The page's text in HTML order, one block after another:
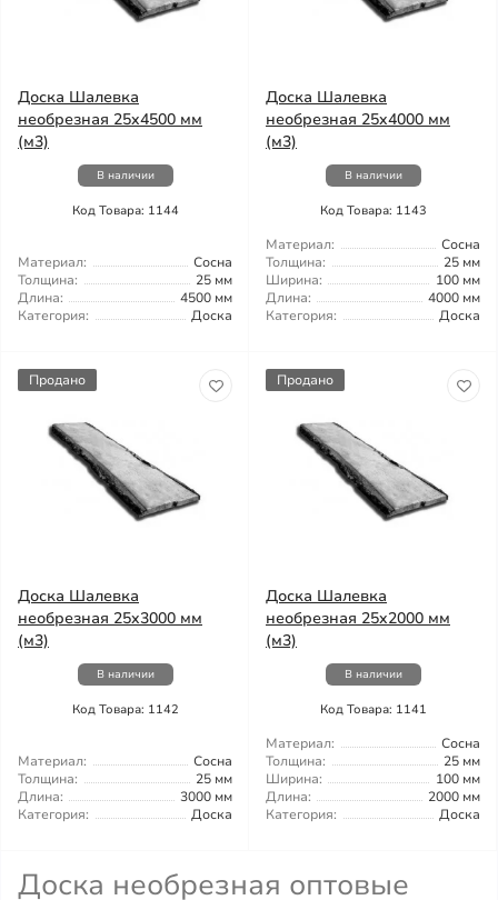
Доска Шалевка
необрезная 25x4500 мм
(м3)
В наличии
Код Товара: 1144
Материал:
Сосна
Толщина:
25 мм
Длина:
4500 мм
Категория:
Доска
Доска Шалевка
необрезная 25x4000 мм
(м3)
В наличии
Код Товара: 1143
Материал:
Сосна
Толщина:
25 мм
Ширина:
100 мм
Длина:
4000 мм
Категория:
Доска
Продано
Доска Шалевка
необрезная 25x3000 мм
(м3)
В наличии
Код Товара: 1142
Материал:
Сосна
Толщина:
25 мм
Длина:
3000 мм
Категория:
Доска
Продано
Доска Шалевка
необрезная 25x2000 мм
(м3)
В наличии
Код Товара: 1141
Материал:
Сосна
Толщина:
25 мм
Ширина:
100 мм
Длина:
2000 мм
Категория:
Доска
Доска необрезная оптовые